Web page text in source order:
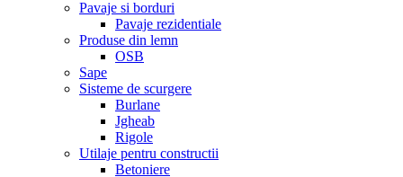
Pavaje si borduri
Pavaje rezidentiale
Produse din lemn
OSB
Sape
Sisteme de scurgere
Burlane
Jgheab
Rigole
Utilaje pentru constructii
Betoniere